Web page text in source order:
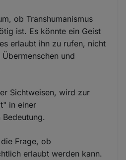
ob Transhumanismus
ist. Es könnte ein Geist
erlaubt ihn zu rufen, nicht
und
Sichtweisen, wird zur
in einer
Frage, ob
erlaubt werden kann.